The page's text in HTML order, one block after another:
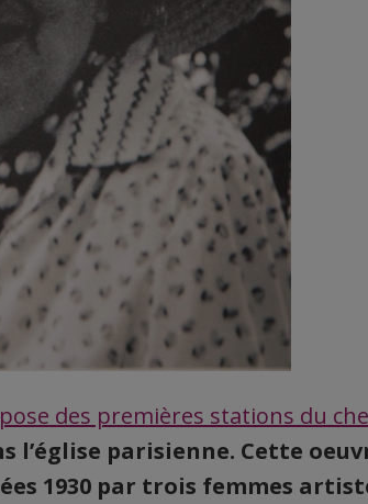
des premières stations du
l’église parisienne. Cette
1930 par trois femmes